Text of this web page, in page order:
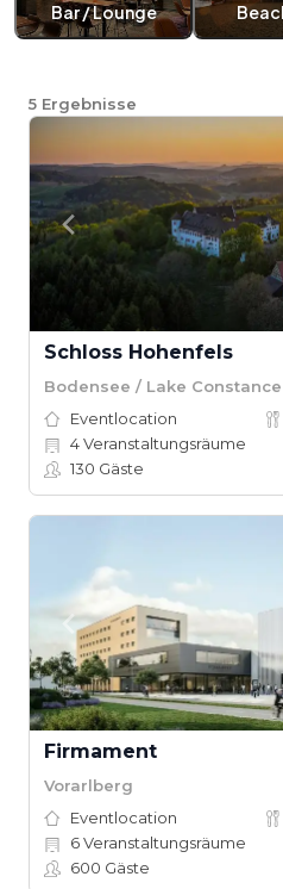
Bar / Lounge
5 Ergebnisse
Schloss Hohenfels
Bodensee / Lake Constance
Eventlocation
4Veranstaltungsräume
130 Gäste
Firmament
Vorarlberg
Eventlocation
6Veranstaltungsräume
600 Gäste